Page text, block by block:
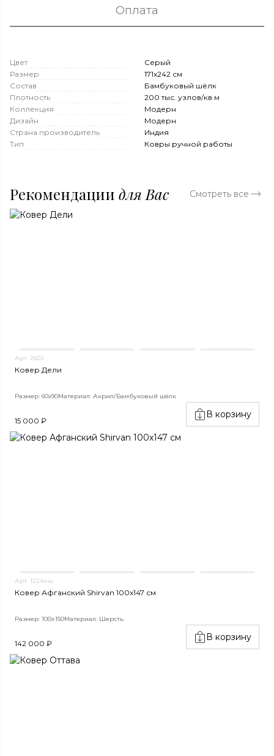
Оплата
Цвет
Серый
Размер
171x242 см
Состав
Бамбуковый шёлк
Плотность
200 тыс. узлов/кв.м
Коллекция
Модерн
Дизайн
Модерн
Страна производитель
Индия
Тип
Ковры ручной работы
Рекомендации для Вас Смотреть все
Арт. 2602
Ковер Дели
Размер: 60х90Материал: Акрил/Бамбуковый шёлк
15 000 ₽
В корзину
Арт. 1224нш
Ковер Афганский Shirvan 100x147 см
Размер: 100x150Материал: Шерсть
142 000 ₽
В корзину